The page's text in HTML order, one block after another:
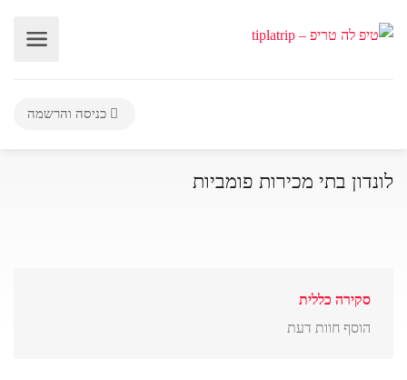
כניסה והרשמה
לונדון בתי מכירות פומביות
סקירה כללית
הוסף חוות דעת